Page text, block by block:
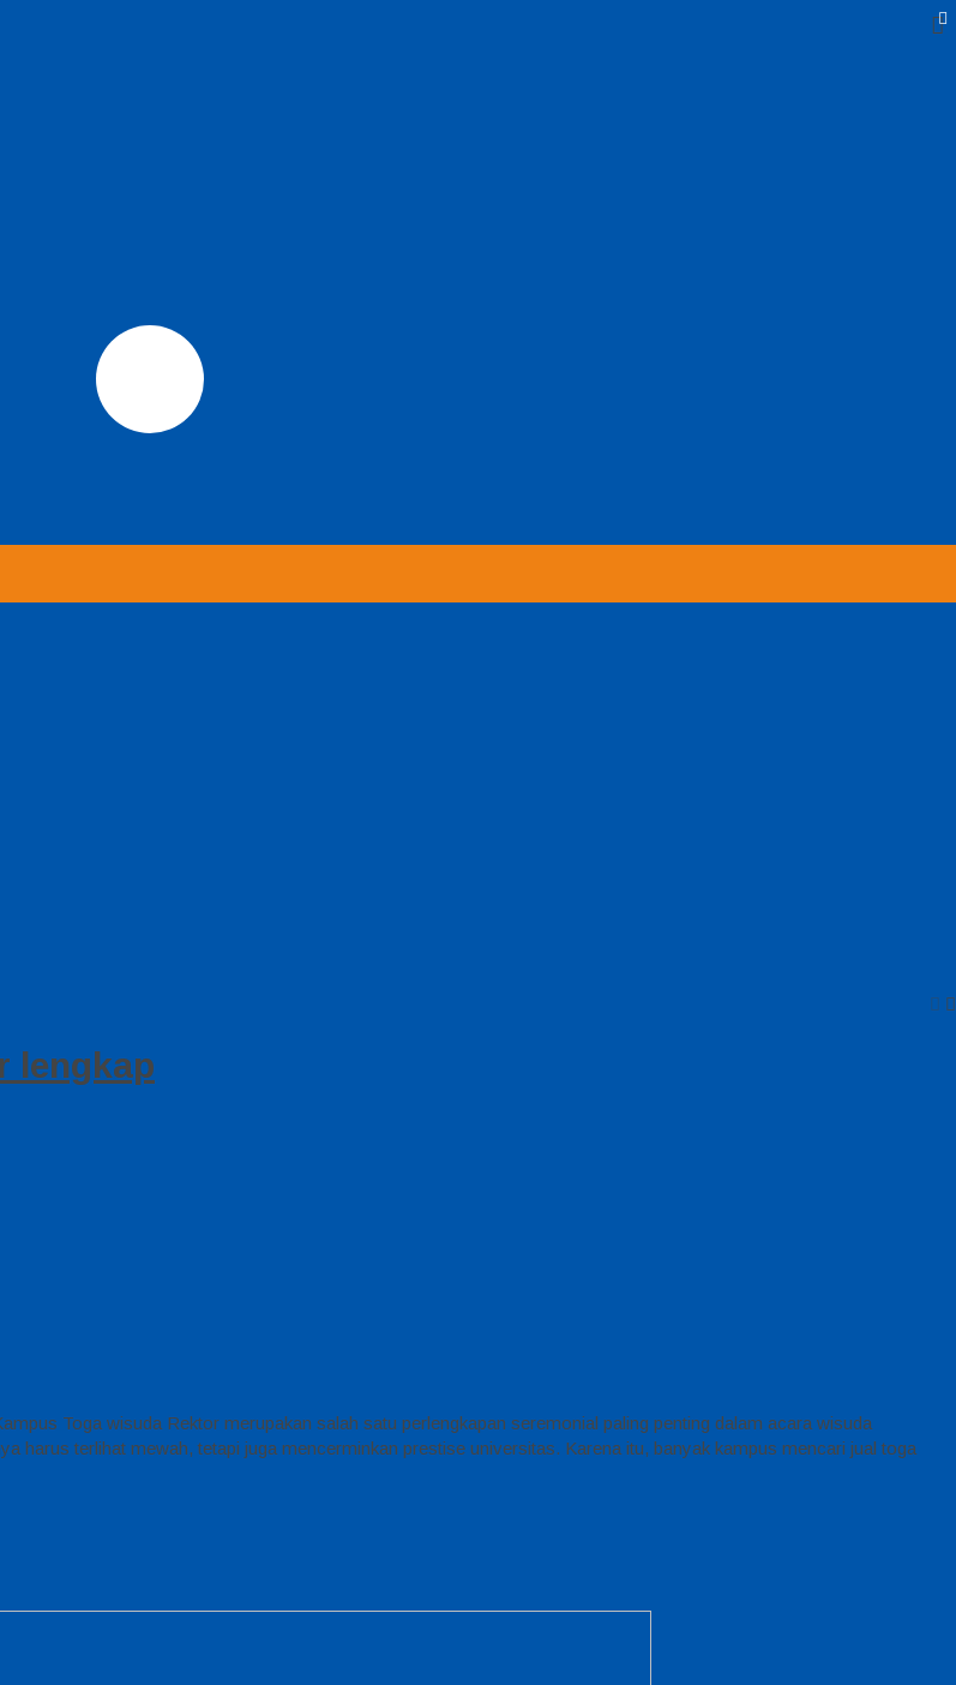
lengkap
Toga wisuda Rektor merupakan salah satu perlengkapan seremonial paling penting dalam acara wisuda
harus terlihat mewah, tetapi juga mencerminkan prestise universitas. Karena itu, banyak kampus mencari jual toga